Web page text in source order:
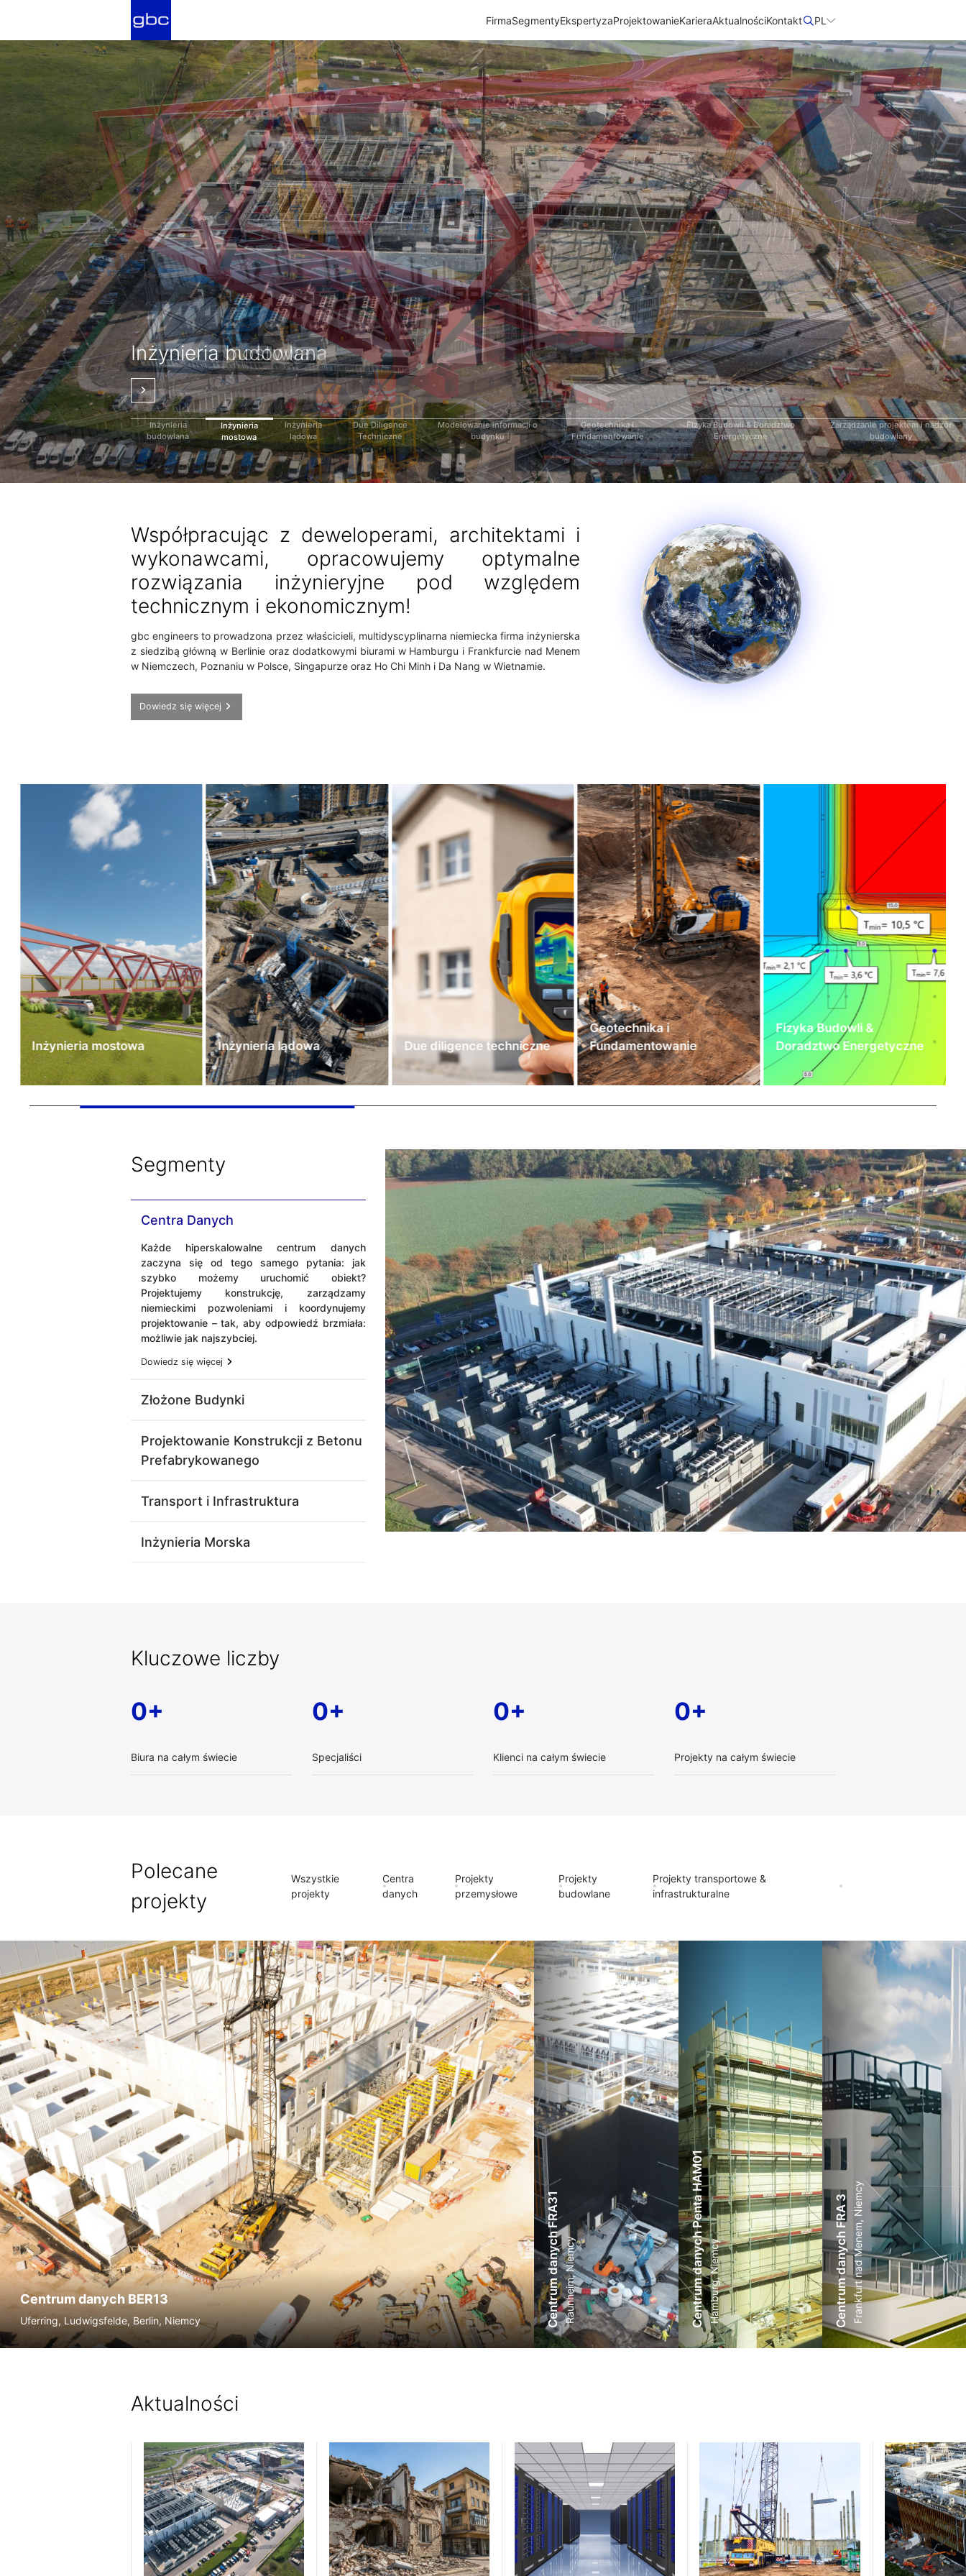
FirmaSegmentyEkspertyzaProjektowanieKarieraAktualnościKontakt​ PL
Inżynieria budowlana
Inżynieria mostowa
Inżynieria lądowa
Due Diligence
Techniczne
Modelowanie informacji
o budynku
Geotechnika i
Fundamentowanie
Fizyka Budowli &
Doradztwo
Energetyczne
Zarządzanie projektem i
nadzór budowlany
Inżynieria
budowlana
Inżynieria
mostowa
Inżynieria
lądowa
Due Diligence
Techniczne
Modelowanie informacji o
budynku
Geotechnika i
Fundamentowanie
Fizyka Budowli & Doradztwo
Energetyczne
Zarządzanie projektem i nadzór
budowlany
Współpracując z deweloperami, architektami i
wykonawcami, opracowujemy optymalne
rozwiązania inżynieryjne pod względem
technicznym i ekonomicznym!
gbc engineers to prowadzona przez właścicieli, multidyscyplinarna niemiecka firma inżynierska
z siedzibą główną w Berlinie oraz dodatkowymi biurami w Hamburgu i Frankfurcie nad Menem
w Niemczech, Poznaniu w Polsce, Singapurze oraz Ho Chi Minh i Da Nang w Wietnamie.
Dowiedz się więcej
Inżynieria mostowa Inżynieria lądowa Due diligence techniczne
Geotechnika i
Fundamentowanie
Fizyka Budowli &
Doradztwo Energetyczne
Segmenty
Centra Danych
Każde hiperskalowalne centrum danych
zaczyna się od tego samego pytania: jak
szybko możemy uruchomić obiekt?
Projektujemy konstrukcję, zarządzamy
niemieckimi pozwoleniami i koordynujemy
projektowanie – tak, aby odpowiedź brzmiała:
możliwie jak najszybciej.
Dowiedz się więcej
Złożone Budynki
Projektowanie Konstrukcji z Betonu
Prefabrykowanego
Transport i Infrastruktura
Inżynieria Morska
Kluczowe liczby
0+
Biura na całym świecie
0+
Specjaliści
0+
Klienci na całym świecie
0+
Projekty na całym świecie
Polecane
projekty
Wszystkie
projekty
Centra
danych
Projekty
przemysłowe
Projekty
budowlane
Projekty transportowe &
infrastrukturalne
Centrum danych BER13
Uferring, Ludwigsfelde, Berlin, Niemcy Centrum danych FRA31Raunheim, Niemcy Centrum danych Penta HAM01Hamburg, Niemcy Centrum danych FRA 3Frankfurt nad Menem, Niemcy
Aktualności